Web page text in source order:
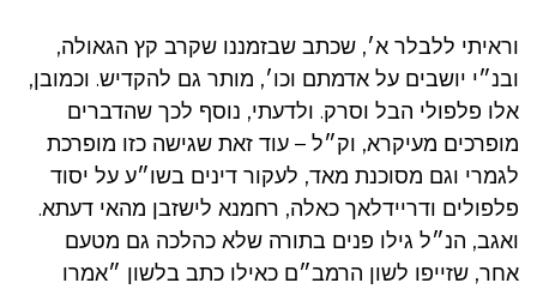
וראיתי ללבלר א׳, שכתב שבזמננו שקרב קץ הגאולה,
ובנ״י יושבים על אדמתם וכו׳, מותר גם להקדיש. וכמובן,
אלו פלפולי הבל וסרק. ולדעתי, נוסף לכך שהדברים
מופרכים מעיקרא, וק״ל – עוד זאת שגישה כזו מופרכת
לגמרי וגם מסוכנת מאד, לעקור דינים בשו״ע על יסוד
פלפולים ודריידלאך כאלה, רחמנא לישזבן מהאי דעתא.
ואגב, הנ״ל גילו פנים בתורה שלא כהלכה גם מטעם
אחר, שזייפו לשון הרמב״ם כאילו כתב בלשון ״אמרו